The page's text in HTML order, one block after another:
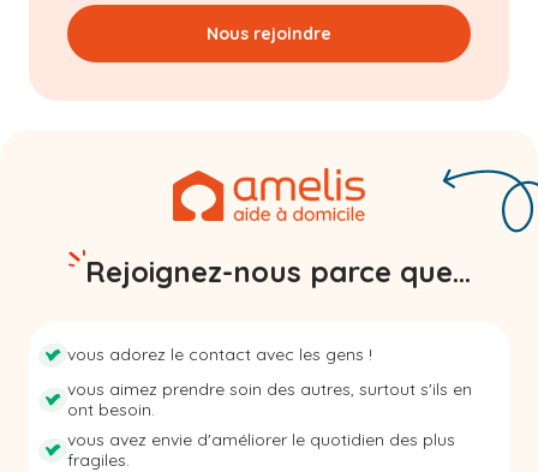
Nous rejoindre
Rejoignez-nous parce que...
vous adorez le contact avec les gens !
vous aimez prendre soin des autres, surtout s'ils en
ont besoin.
vous avez envie d'améliorer le quotidien des plus
fragiles.